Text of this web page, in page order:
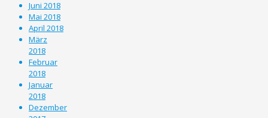
Juni 2018
Mai 2018
April 2018
März
2018
Februar
2018
Januar
2018
Dezember